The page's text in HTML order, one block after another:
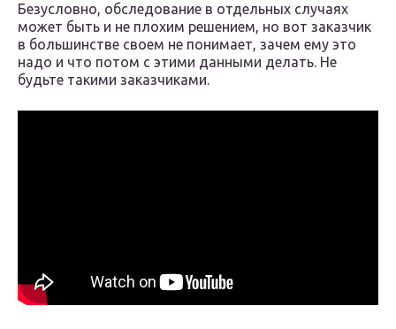
Безусловно, обследование в отдельных случаях
может быть и не плохим решением, но вот заказчик
в большинстве своем не понимает, зачем ему это
надо и что потом с этими данными делать. Не
будьте такими заказчиками.